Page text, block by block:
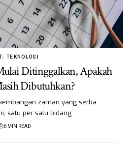
TEKNOLOGI
Ditinggalkan, Apakah
Dibutuhkan?
zaman yang serba
satu per satu bidang…
6 MIN READ